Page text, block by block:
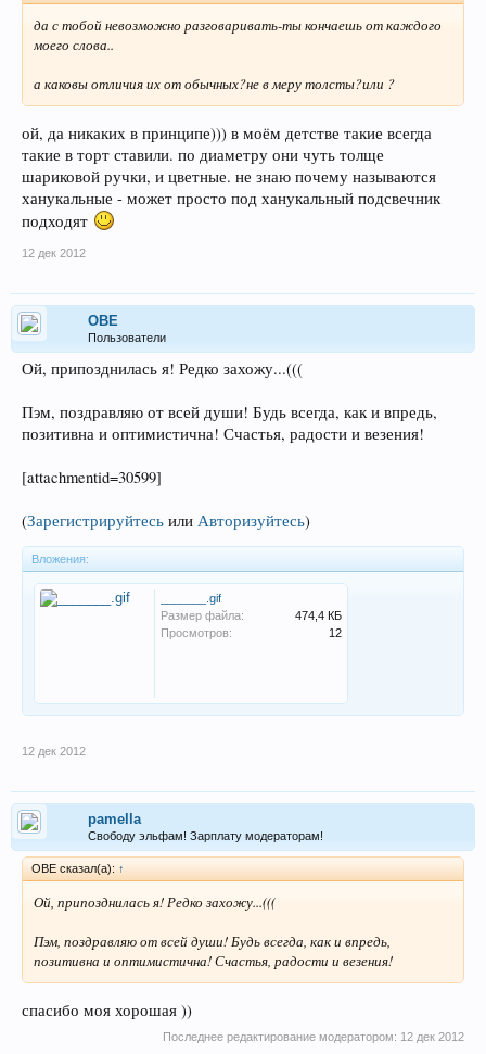
да с тобой невозможно разговаривать-ты кончаешь от каждого
моего слова..
а каковы отличия их от обычных?не в меру толсты?или ?
ой, да никаких в принципе))) в моём детстве такие всегда
такие в торт ставили. по диаметру они чуть толще
шариковой ручки, и цветные. не знаю почему называются
ханукальные - может просто под ханукальный подсвечник
подходят
12 дек 2012
ОВЕ
Пользователи
Ой, припозднилась я! Редко захожу...(((
Пэм, поздравляю от всей души! Будь всегда, как и впредь,
позитивна и оптимистична! Счастья, радости и везения!
[attachmentid=30599]
(Зарегистрируйтесь или Авторизуйтесь)
Вложения:
_______.gif
Размер файла:
474,4 КБ
Просмотров:
12
12 дек 2012
pamella
Свободу эльфам! Зарплату модераторам!
ОВЕ сказал(а): ↑
Ой, припозднилась я! Редко захожу...(((
Пэм, поздравляю от всей души! Будь всегда, как и впредь,
позитивна и оптимистична! Счастья, радости и везения!
спасибо моя хорошая ))
Последнее редактирование модератором: 12 дек 2012